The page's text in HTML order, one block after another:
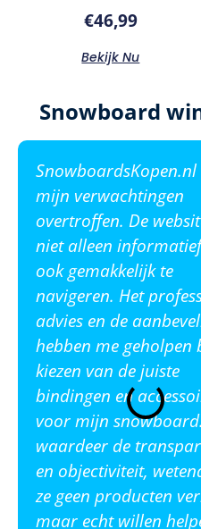
€46,99
Bekijk Nu
Snowboard
SnowboardsKopen.nl
mijn verwachtingen
overtroffen. De
niet alleen
ook gemakkelijk te
navigeren. Het
advies en de
hebben me geholpen
kiezen van de juiste
bindingen en
voor mijn
waardeer de
en objectiviteit,
ze geen producten
maar echt willen